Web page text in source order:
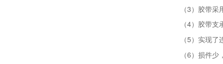
（3）胶带
（4）胶带
（5）实现
（6）损件